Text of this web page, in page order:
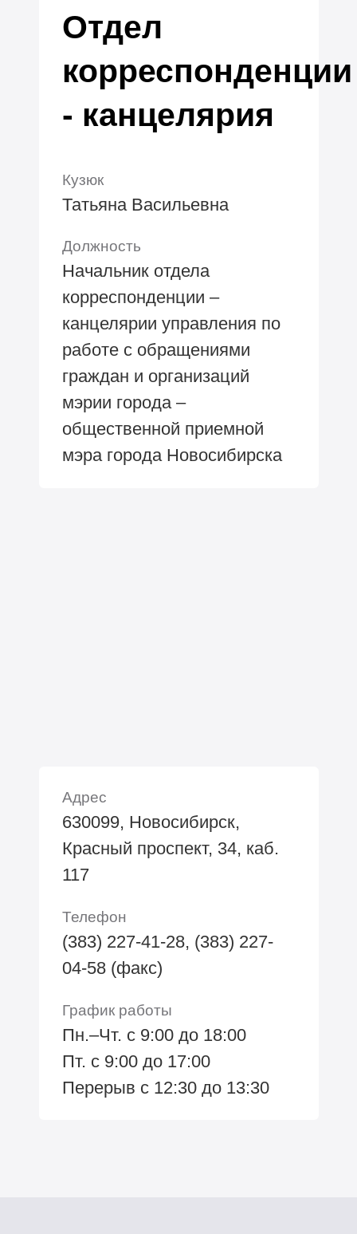
Отдел
корреспонденции
- канцелярия
Кузюк
Татьяна Васильевна
Должность
Начальник отдела
корреспонденции –
канцелярии управления по
работе с обращениями
граждан и организаций
мэрии города –
общественной приемной
мэра города Новосибирска
Адрес
630099, Новосибирск,
Красный проспект, 34, каб.
117
Телефон
(383) 227-41-28, (383) 227-
04-58 (факс)
График работы
Пн.–Чт. с 9:00 до 18:00
Пт. с 9:00 до 17:00
Перерыв с 12:30 до 13:30